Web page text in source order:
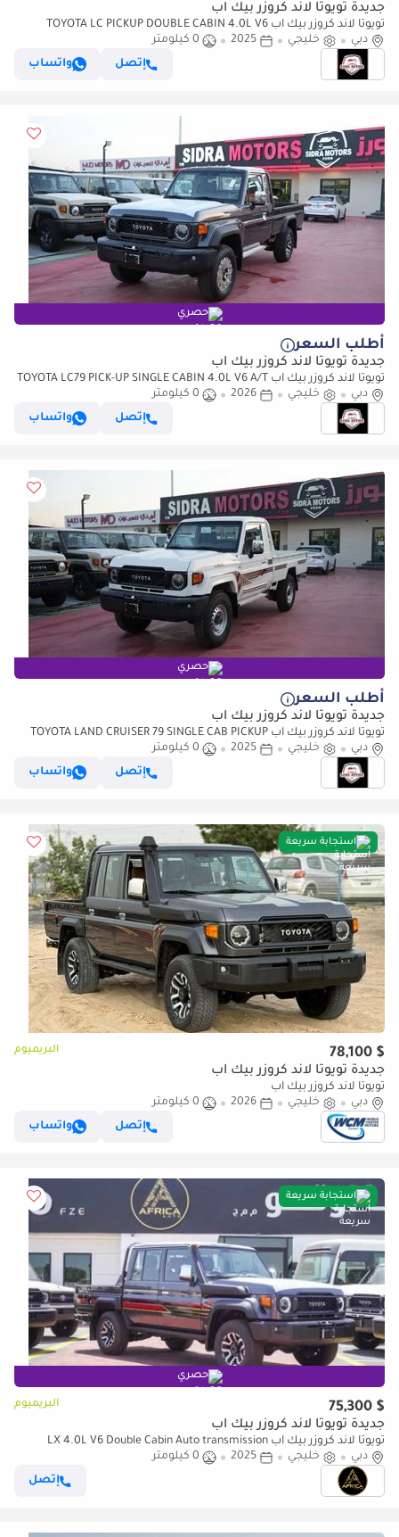
جديدة تويوتا لاند كروزر بيك آب
تويوتا لاند كروزر بيك آب TOYOTA LC PICKUP DOUBLE CABIN 4.0L V6
AUTOMATIC TRANMISSION MODEL 2025 FULL OPTION 40TH
ANNIVERSARY (للتصدير فقط)
دبي خليجي 2025
0 كيلومتر
إتصل
واتساب
حصري
أطلب السعر
جديدة تويوتا لاند كروزر بيك آب
تويوتا لاند كروزر بيك آب TOYOTA LC79 PICK-UP SINGLE CABIN 4.0L V6 A/T
2026 FULL OPTION
دبي خليجي 2026
0 كيلومتر
إتصل
واتساب
حصري
أطلب السعر
جديدة تويوتا لاند كروزر بيك آب
تويوتا لاند كروزر بيك آب TOYOTA LAND CRUISER 79 SINGLE CAB PICKUP
PETROL 4.0L V6 4WD MT MODEL 2025 WINCH DIFF-LOCK
دبي خليجي 2025
0 كيلومتر
إتصل
واتساب
استجابة سريعة
$ 78,100 البريميوم
جديدة تويوتا لاند كروزر بيك آب
تويوتا لاند كروزر بيك آب
دبي
خليجي 2026
0 كيلومتر
إتصل
واتساب
استجابة سريعة
حصري
$ 75,300 البريميوم
جديدة تويوتا لاند كروزر بيك آب
تويوتا لاند كروزر بيك آب LX 4.0L V6 Double Cabin Auto transmission
دبي
خليجي 2025
0 كيلومتر
إتصل